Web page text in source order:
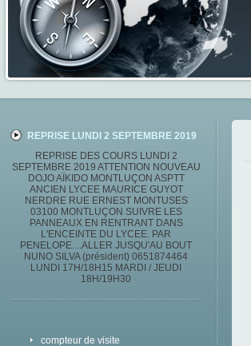
REPRISE LUNDI 2 SEPTEMBRE 2019
REPRISE DES COURS LUNDI 2
SEPTEMBRE 2019 ATTENTION NOUVEAU
DOJO AÏKIDO MONTLUÇON ASPTT
ANCIEN LYCEE MAURICE GUYOT
NERDRE RUE ERNEST MONTUSES
03100 MONTLUÇON SUIVRE LES
PANNEAUX EN RENTRANT DANS
L'ENCEINTE DU LYCEE. PAR
PENELOPE....ALLER JUSQU'AU BOUT
NUNO SILVA (président) 0651874464
LUNDI 17H/18H15 MARDI / JEUDI
18H/19H30
compteur de visite